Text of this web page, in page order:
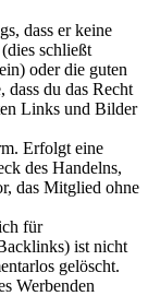
dass er keine
schließt
oder die guten
dass du das Recht
Links und Bilder
Erfolgt eine
des Handelns,
das Mitglied ohne
für
ist nicht
gelöscht.
Werbenden